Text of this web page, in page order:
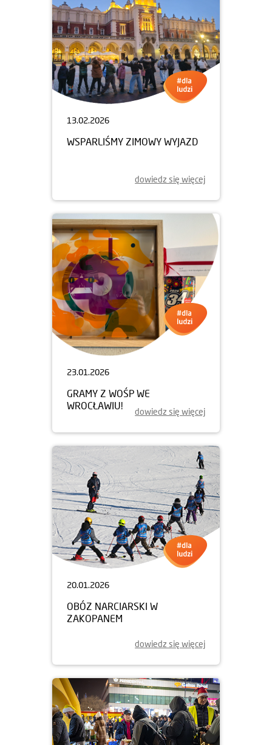
13.02.2026
WSPARLIŚMY ZIMOWY WYJAZD
dowiedz się więcej
23.01.2026
GRAMY Z WOŚP WE
WROCŁAWIU!
dowiedz się więcej
20.01.2026
OBÓZ NARCIARSKI W
ZAKOPANEM
dowiedz się więcej